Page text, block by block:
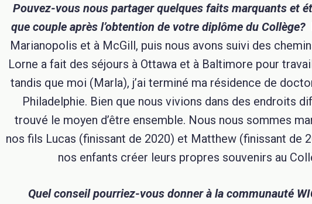
Pouvez-vous nous partager quelques faits marquants et
que couple après l’obtention de votre diplôme du Collège?
Marianopolis et à McGill, puis nous avons suivi des
Lorne a fait des séjours à Ottawa et à Baltimore pour
tandis que moi (Marla), j’ai terminé ma résidence de
Philadelphie. Bien que nous vivions dans des endroits
trouvé le moyen d’être ensemble. Nous nous sommes
nos fils Lucas (finissant de 2020) et Matthew (finissant de
nos enfants créer leurs propres souvenirs au
Quel conseil pourriez-vous donner à la communauté